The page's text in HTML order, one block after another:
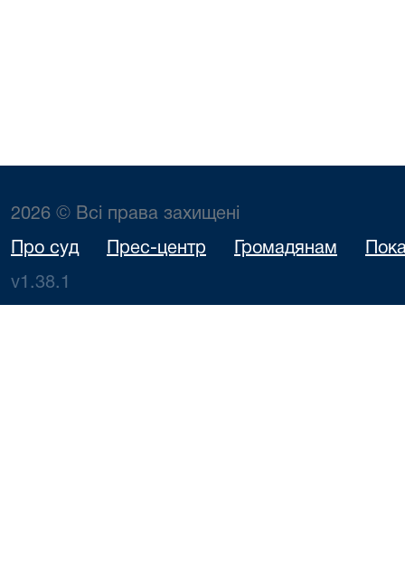
2026 © Всі права захищені
Про суд Прес-центр Громадянам
v1.38.1